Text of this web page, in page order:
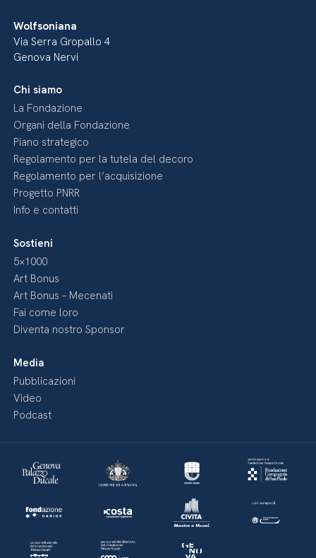
Wolfsoniana
Via Serra Gropallo 4
Genova Nervi
Chi siamo
La Fondazione
Organi della Fondazione
Piano strategico
Regolamento per la tutela del decoro
Regolamento per l’acquisizione
Progetto PNRR
Info e contatti
Sostieni
5×1000
Art Bonus
Art Bonus – Mecenati
Fai come loro
Diventa nostro Sponsor
Media
Pubblicazioni
Video
Podcast